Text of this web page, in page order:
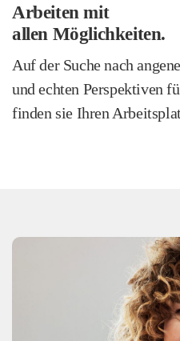
Arbeiten mit
allen Möglichkeiten.
Auf der Suche nach
und echten Perspektiven
finden sie Ihren